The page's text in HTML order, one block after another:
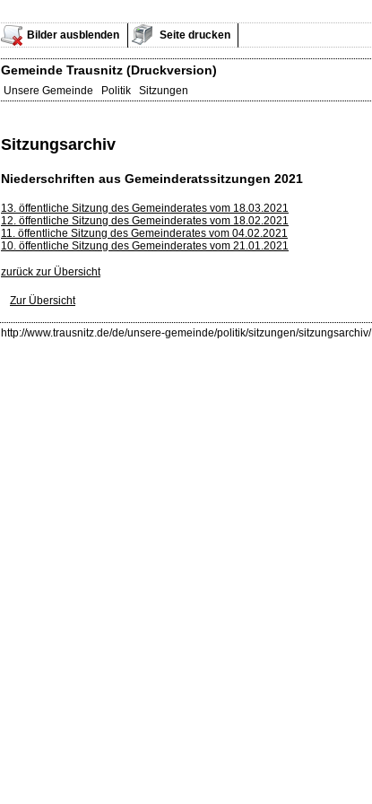
Bilder ausblenden Seite drucken
Gemeinde Trausnitz (Druckversion)
Unsere Gemeinde Politik Sitzungen
Sitzungsarchiv
Niederschriften aus Gemeinderatssitzungen 2021
13. öffentliche Sitzung des Gemeinderates vom 18.03.2021
12. öffentliche Sitzung des Gemeinderates vom 18.02.2021
11. öffentliche Sitzung des Gemeinderates vom 04.02.2021
10. öffentliche Sitzung des Gemeinderates vom 21.01.2021
zurück zur Übersicht
Zur Übersicht
http://www.trausnitz.de/de/unsere-gemeinde/politik/sitzungen/sitzungsarchiv/